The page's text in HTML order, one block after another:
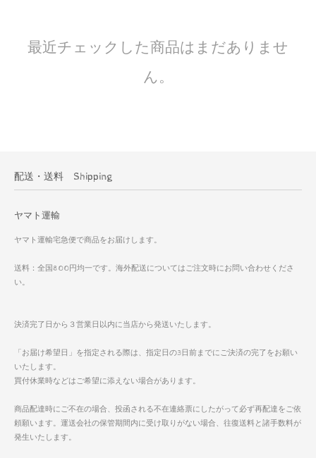
最近チェックした商品はまだありませ
ん。
配送・送料 Shipping
ヤマト運輸
ヤマト運輸宅急便で商品をお届けします。
送料：全国800円均一です。海外配送についてはご注文時にお問い合わせくださ
い。
決済完了日から３営業日以内に当店から発送いたします。
「お届け希望日」を指定される際は、指定日の3日前までにご決済の完了をお願い
いたします。
買付休業時などはご希望に添えない場合があります。
商品配達時にご不在の場合、投函される不在連絡票にしたがって必ず再配達をご依
頼願います。運送会社の保管期間内に受け取りがない場合、往復送料と諸手数料が
発生いたします。